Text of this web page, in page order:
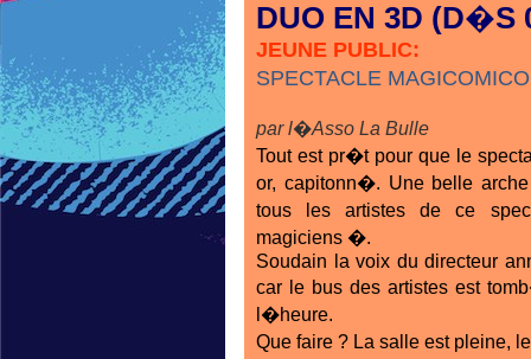
DUO EN 3D (D�S
JEUNE PUBLIC:
SPECTACLE
par l�Asso La Bulle
Tout est pr�t pour que le
or, capitonn�. Une belle
tous les artistes de ce
magiciens �.
Soudain la voix du directeur
car le bus des artistes est
l�heure.
Que faire ? La salle est pleine,